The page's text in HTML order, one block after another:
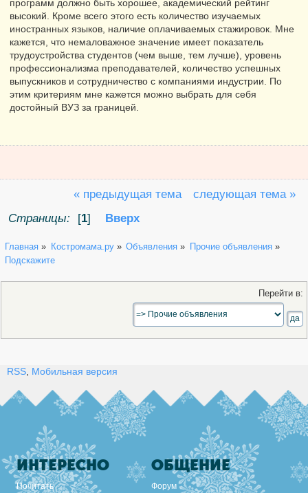
программ должно быть хорошее, академический рейтинг
высокий. Кроме всего этого есть количество изучаемых
иностранных языков, наличие оплачиваемых стажировок. Мне
кажется, что немаловажное значение имеет показатель
трудоустройства студентов (чем выше, тем лучше), уровень
профессионализма преподавателей, количество успешных
выпускников и сотрудничество с компаниями индустрии. По
этим критериям мне кажется можно выбрать для себя
достойный ВУЗ за границей.
« предыдущая тема
следующая тема »
Страницы:
[1] Вверх
Главная » Костромама.ру» Объявления » Прочие объявления»
Подскажите
Перейти в:
RSS Мобильная версия
ИНТЕРЕСНО
Почитать
ОБЩЕНИЕ
Форум